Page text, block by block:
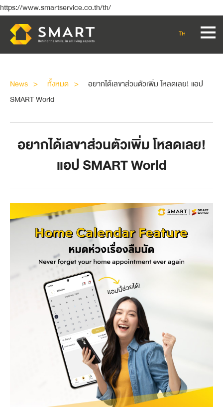
https://www.smartservice.co.th/th/
TH
News ทั้งหมด
อยากได้เลขาส่วนตัวเพิ่ม โหลดเลย! แอป
SMART World
อยากได้เลขาส่วนตัวเพิ่ม โหลดเลย!
แอป SMART World